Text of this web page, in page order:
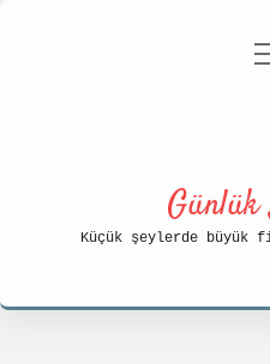
Günlük
Küçük şeylerde